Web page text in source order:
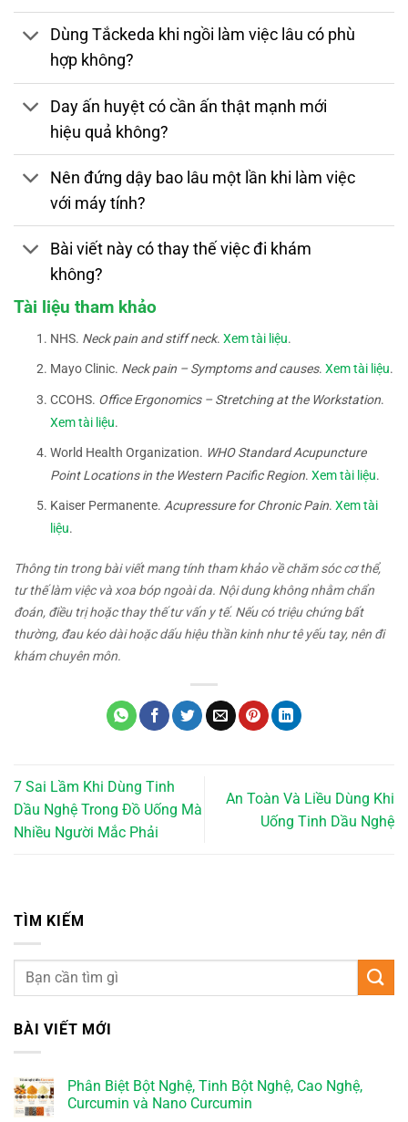
Dùng Tắckeda khi ngồi làm việc lâu có phù
hợp không?
Day ấn huyệt có cần ấn thật mạnh mới
hiệu quả không?
Nên đứng dậy bao lâu một lần khi làm việc
với máy tính?
Bài viết này có thay thế việc đi khám
không?
Tài liệu tham khảo
NHS. Neck pain and stiff neck.Xem tài liệu.
Mayo Clinic. Neck pain – Symptoms and causes.Xem tài liệu.
CCOHS. Office Ergonomics – Stretching at the Workstation.
Xem tài liệu.
World Health Organization. WHO Standard Acupuncture
Point Locations in the Western Pacific Region.Xem tài liệu.
Kaiser Permanente.Acupressure for Chronic Pain.Xem tài
liệu.
Thông tin trong bài viết mang tính tham khảo về chăm sóc cơ thể,
tư thế làm việc và xoa bóp ngoài da. Nội dung không nhằm chẩn
đoán, điều trị hoặc thay thế tư vấn y tế. Nếu có triệu chứng bất
thường, đau kéo dài hoặc dấu hiệu thần kinh như tê yếu tay, nên đi
khám chuyên môn.
7 Sai Lầm Khi Dùng Tinh
Dầu Nghệ Trong Đồ Uống Mà
Nhiều Người Mắc Phải
An Toàn Và Liều Dùng Khi
Uống Tinh Dầu Nghệ
TÌM KIẾM
BÀI VIẾT MỚI
Phân Biệt Bột Nghệ, Tinh Bột Nghệ, Cao Nghệ,
Curcumin và Nano Curcumin